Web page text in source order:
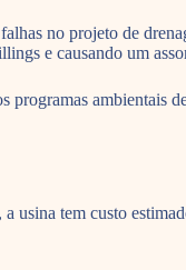
no projeto de
e causando um
ambientais
tem custo